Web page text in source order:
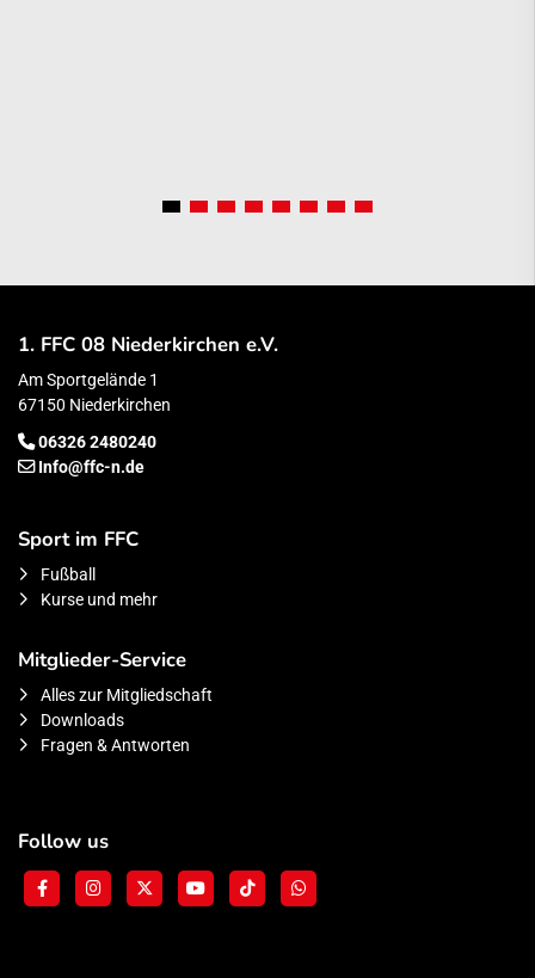
1. FFC 08 Niederkirchen e.V.
Am Sportgelände 1
67150 Niederkirchen
06326 2480240
Info@ffc-n.de
Sport im FFC
Fußball
Kurse und mehr
Mitglieder-Service
Alles zur Mitgliedschaft
Downloads
Fragen & Antworten
Follow us